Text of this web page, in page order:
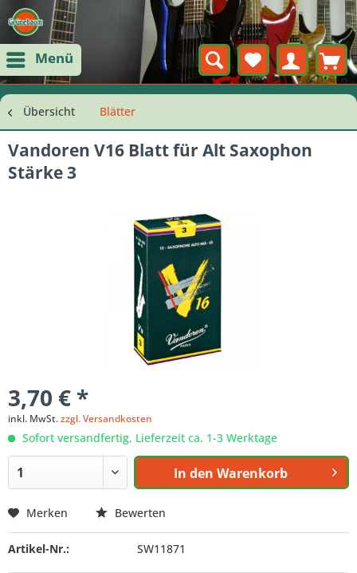
Menü
Übersicht Blätter
Vandoren V16 Blatt für Alt Saxophon
Stärke 3
3,70 € *
inkl. MwSt.zzgl. Versandkosten
Sofort versandfertig, Lieferzeit ca. 1-3 Werktage
In den Warenkorb
Merken Bewerten
Artikel-Nr.: SW11871